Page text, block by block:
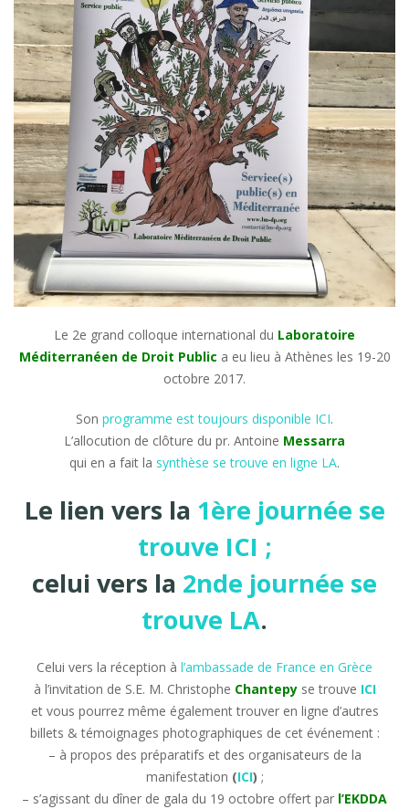
Le 2e grand colloque international du Laboratoire
Méditerranéen de Droit Public a eu lieu à Athènes les 19-20
octobre 2017.
Son programme est toujours disponible ICI.
L’allocution de clôture du pr. Antoine Messarra
qui en a fait la synthèse se trouve en ligne LA.
Le lien vers la 1ère journée se
trouve ICI ;
celui vers la 2nde journée se
trouve LA.
Celui vers la réception à l’ambassade de France en Grèce
à l’invitation de S.E. M. Christophe Chantepyse trouve ICI
et vous pourrez même également trouver en ligne d’autres
billets & témoignages photographiques de cet événement :
– à propos des préparatifs et des organisateurs de la
manifestation (ICI) ;
– s’agissant du dîner de gala du 19 octobre offert par l’EKDDA